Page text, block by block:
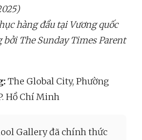
hàng đầu tại Vương quốc
bởi The Sunday Times Parent
The Global City, Phường
Hồ Chí Minh
Gallery đã chính thức